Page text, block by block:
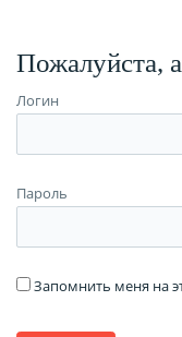
Пожалуйста,
Логин
Пароль
Запомнить меня на